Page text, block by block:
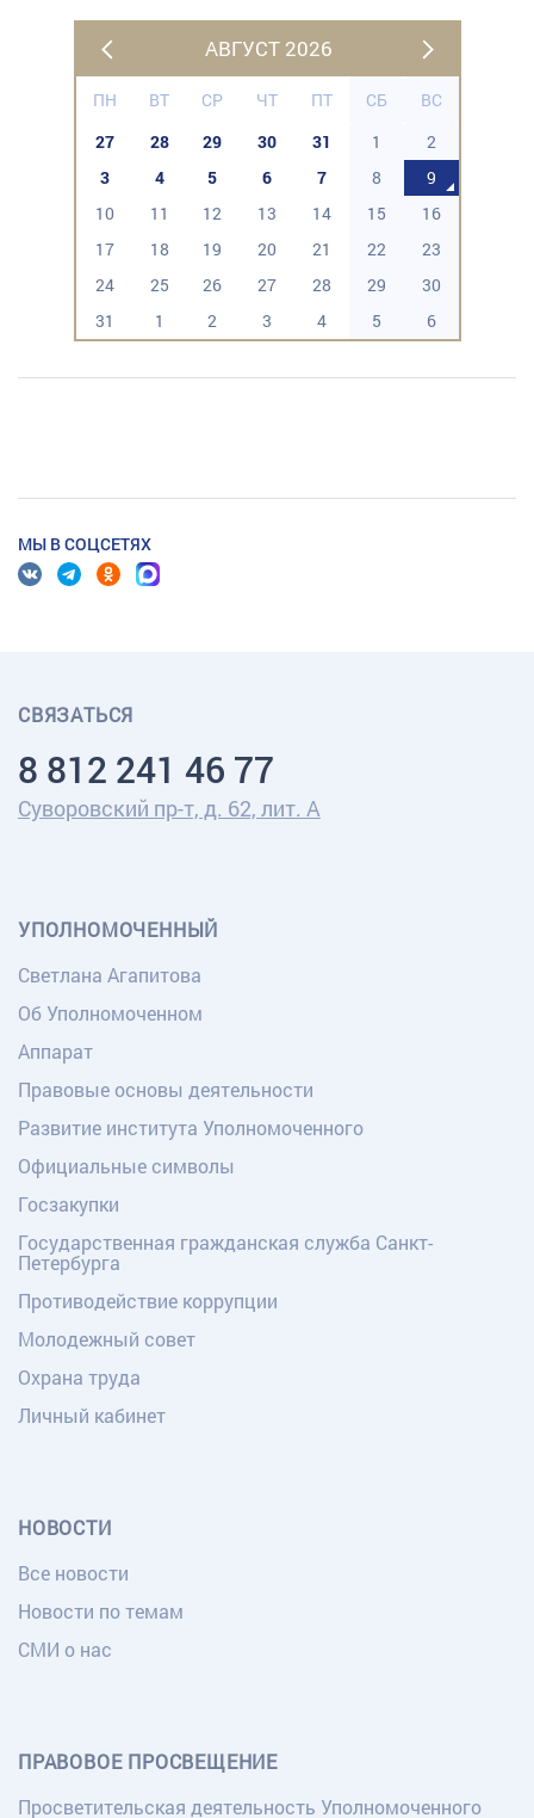
АВГУСТ 2026
ПН ВТ СР ЧТ ПТ СБ
ВС
27
28 29 30 31 1
2
3
4 5 6 7 8
9
10
11 12 13 14 15
16
17
18 19 20 21 22
23
24
25 26 27 28 29
30
31
1 2 3 4 5 6
МЫ В СОЦСЕТЯХ
СВЯЗАТЬСЯ
8 812 241 46 77
Суворовский пр-т, д. 62, лит. А
УПОЛНОМОЧЕННЫЙ
Светлана Агапитова
Об Уполномоченном
Аппарат
Правовые основы деятельности
Развитие института Уполномоченного
Официальные символы
Госзакупки
Государственная гражданская служба Санкт-
Петербурга
Противодействие коррупции
Молодежный совет
Охрана труда
Личный кабинет
НОВОСТИ
Все новости
Новости по темам
СМИ о нас
ПРАВОВОЕ ПРОСВЕЩЕНИЕ
Просветительская деятельность Уполномоченного